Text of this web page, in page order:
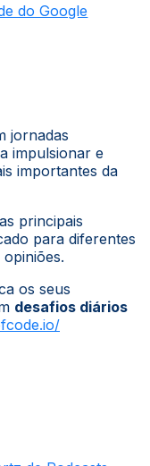
do Google
jornadas
impulsionar e
importantes da
principais
para diferentes
os seus
desafios diários